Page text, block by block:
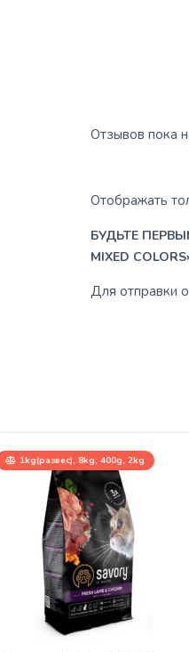
Отзывов пока
Отображать
БУДЬТЕ
MIXED
Для отправки
1kg(развес), 8kg, 400g, 2kg